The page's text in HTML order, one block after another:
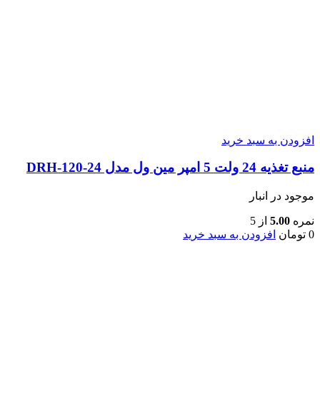
افزودن به سبد خرید
منبع تغذیه 24 ولت 5 امپر مین ول مدل DRH-120-24
موجود در انبار
نمره 5.00 از 5
0 تومان افزودن به سبد خرید